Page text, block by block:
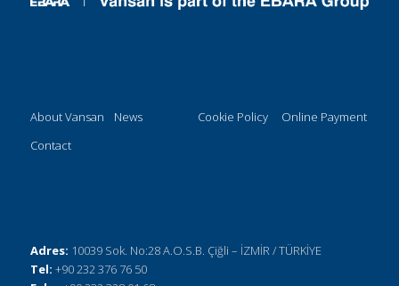
About Vansan News Cookie Policy
Online Payment
Contact
Adres: 10039 Sok. No:28 A.O.S.B. Çiğli – İZMİR / TÜRKİYE
Tel: +90 232 376 76 50